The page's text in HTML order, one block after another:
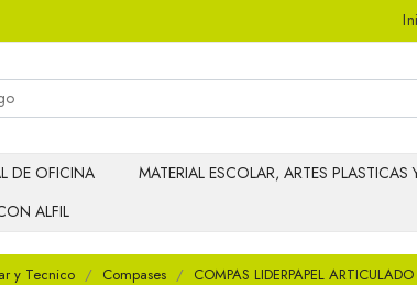
DE OFICINA
MATERIAL ESCOLAR, ARTES PLASTICAS
ALFIL
y Tecnico Compases
COMPAS LIDERPAPEL